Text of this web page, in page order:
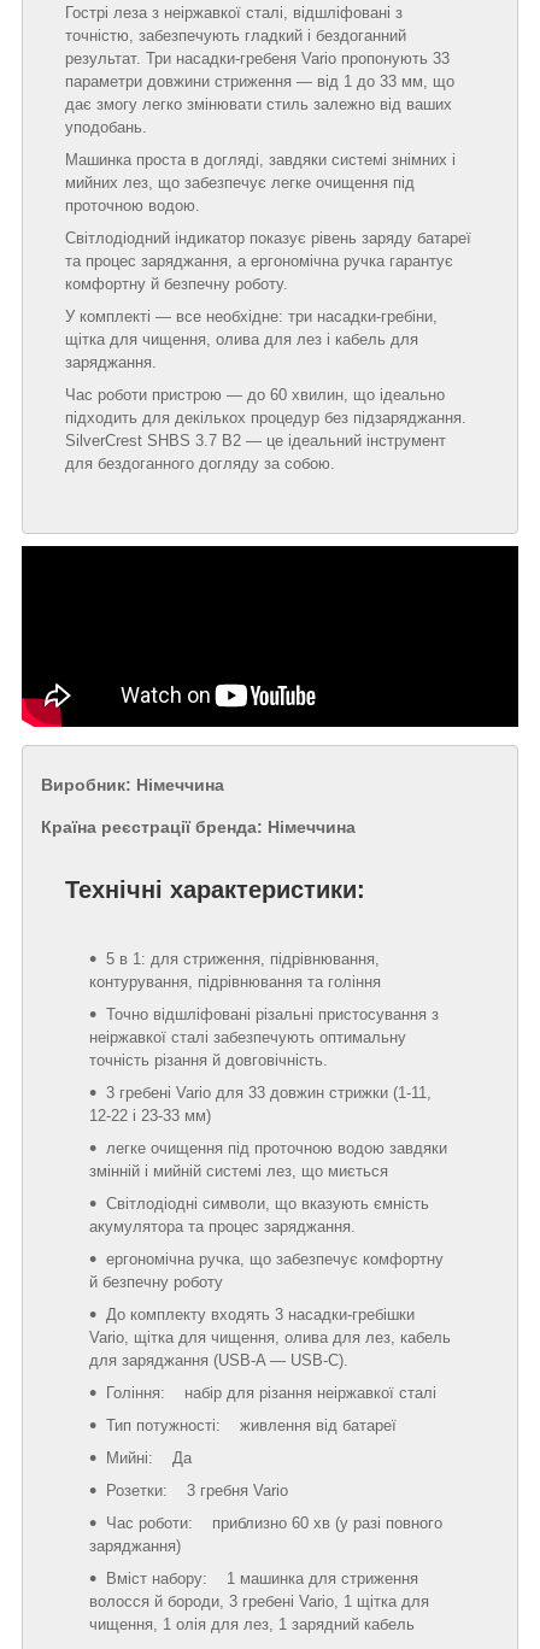
Гострі леза з неіржавкої сталі, відшліфовані з
точністю, забезпечують гладкий і бездоганний
результат. Три насадки-гребеня Vario пропонують 33
параметри довжини стриження — від 1 до 33 мм, що
дає змогу легко змінювати стиль залежно від ваших
уподобань.
Машинка проста в догляді, завдяки системі знімних і
мийних лез, що забезпечує легке очищення під
проточною водою.
Світлодіодний індикатор показує рівень заряду батареї
та процес заряджання, а ергономічна ручка гарантує
комфортну й безпечну роботу.
У комплекті — все необхідне: три насадки-гребіни,
щітка для чищення, олива для лез і кабель для
заряджання.
Час роботи пристрою — до 60 хвилин, що ідеально
підходить для декількох процедур без підзаряджання.
SilverCrest SHBS 3.7 B2 — це ідеальний інструмент
для бездоганного догляду за собою.
Технічні характеристики:
5 в 1: для стриження, підрівнювання,
контурування, підрівнювання та гоління
Точно відшліфовані різальні пристосування з
неіржавкої сталі забезпечують оптимальну
точність різання й довговічність.
3 гребені Vario для 33 довжин стрижки (1-11,
12-22 і 23-33 мм)
легке очищення під проточною водою завдяки
змінній і мийній системі лез, що миється
Світлодіодні символи, що вказують ємність
акумулятора та процес заряджання.
ергономічна ручка, що забезпечує комфортну
й безпечну роботу
До комплекту входять 3 насадки-гребішки
Vario, щітка для чищення, олива для лез, кабель
для заряджання (USB-A — USB-C).
Гоління: набір для різання неіржавкої сталі
Тип потужності: живлення від батареї
Мийні: Да
Розетки: 3 гребня Vario
Час роботи: приблизно 60 хв (у разі повного
заряджання)
Вміст набору: 1 машинка для стриження
волосся й бороди, 3 гребені Vario, 1 щітка для
чищення, 1 олія для лез, 1 зарядний кабель
Країна реєстрації бренда: Німеччина
Виробник: Німеччина